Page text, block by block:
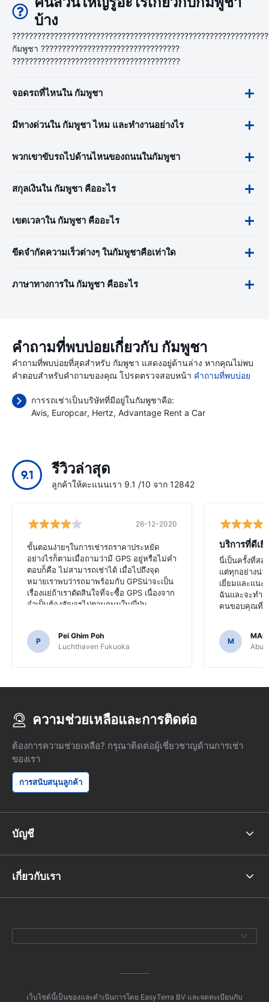
บ้าง
กัมพูชา ?????????????????????????????????
????????????????????????????????????????
จอดรถที่ไหนใน กัมพูชา
มีทางด่วนใน กัมพูชา ไหม และทำงานอย่างไร
พวกเขาขับรถไปด้านไหนของถนนในกัมพูชา
สกุลเงินใน กัมพูชา คืออะไร
เขตเวลาใน กัมพูชา คืออะไร
ขีดจำกัดความเร็วต่างๆ ในกัมพูชาคือเท่าใด
ภาษาทางการใน กัมพูชา คืออะไร
คำถามที่พบบ่อยเกี่ยวกับ กัมพูชา
คำถามที่พบบ่อยที่สุดสำหรับ กัมพูชา แสดงอยู่ด้านล่าง หากคุณไม่พบ
คำตอบสำหรับคำถามของคุณ โปรดตรวจสอบหน้า คำถามที่พบบ่อย
การรถเช่าเป็นบริษัทที่มีอยู่ในกัมพูชาคือ:
Avis Europcar Hertz Advantage Rent a Car
9.1 รีวิวล่าสุด
ลูกค้าให้คะแนนเรา 9.1 /10 จาก 12842
26-12-2020
ขั้นตอนง่ายๆในการเช่ารถราคาประหยัด
อย่างไรก็ตามเมื่อถามว่ามี GPS อยู่หรือไม่คำ
ตอบก็คือ ไม่สามารถเช่าได้ เมื่อไปถึงจุด
หมายเราพบว่ารถมาพร้อมกับ GPSน่าจะเป็น
เรื่องแย่ถ้าเราตัดสินใจที่จะซื้อ GPS เนื่องจาก
จำเป็นต้องสัญจรไปตามถนนในญี่ปุ่น
P
Pei Ghim Poh
Luchthaven Fukuoka
บริการที่ดีเยี่
นี่เป็นครั้งที่สอ
แต่ทุกอย่างน่
เยี่ยมและแน
ฉันและจะทำแ
คนขอบคุณที่ท
M
Abu
ความช่วยเหลือและการติดต่อ
ต้องการความช่วยเหลือ? กรุณาติดต่อผู้เชี่ยวชาญด้านการเช่า
ของเรา
การสนับสนุนลูกค้า
บัญชี
เกี่ยวกับเรา
เว็บไซต์นี้เป็นของและดำเนินการโดย EasyTerra BV และจดทะเบียนกับ